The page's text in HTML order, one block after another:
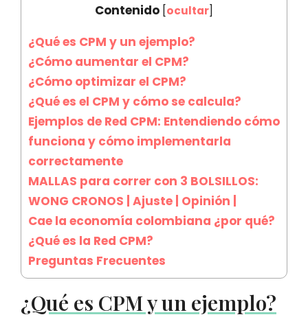
Contenido [ocultar]
¿Qué es CPM y un ejemplo?
¿Cómo aumentar el CPM?
¿Cómo optimizar el CPM?
¿Qué es el CPM y cómo se calcula?
Ejemplos de Red CPM: Entendiendo cómo
funciona y cómo implementarla
correctamente
MALLAS para correr con 3 BOLSILLOS:
WONG CRONOS | Ajuste | Opinión |
Cae la economía colombiana ¿por qué?
¿Qué es la Red CPM?
Preguntas Frecuentes
¿Qué es CPM y un ejemplo?